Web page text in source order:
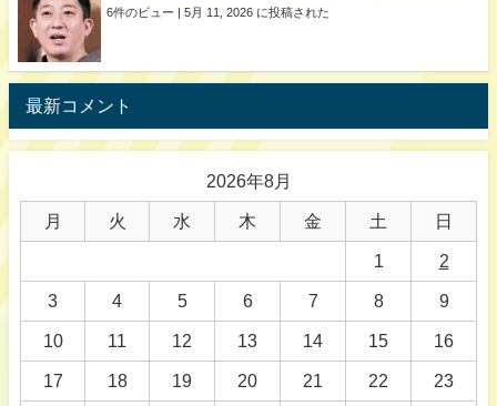
6件のビュー | 5月 11, 2026 に投稿された
最新コメント
2026年8月
月 火 水 木 金 土 日
1 2
3 4 5 6 7 8 9
10 11 12 13 14 15 16
17 18 19 20 21 22 23